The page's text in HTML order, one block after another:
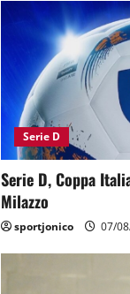
Serie D
Serie D, Coppa
Milazzo
sportjonico 07/